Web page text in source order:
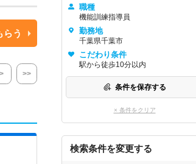
らう
> >>
職種
機能訓練指導員
勤務地
千葉県千葉市
こだわり条件
駅から徒歩10分以内
条件を保存する
× 条件をクリア
検索条件を変更する